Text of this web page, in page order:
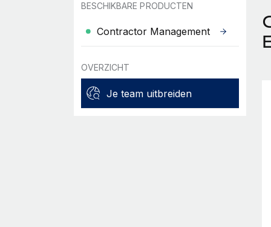
BESCHIKBARE PRODUCTEN
Contractor Management
OVERZICHT
Je team uitbreiden